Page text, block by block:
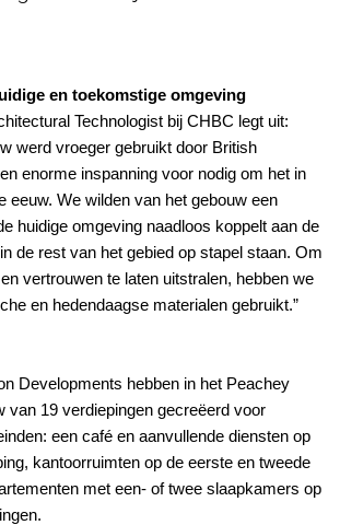
en toekomstige omgeving
Technologist bij CHBC legt uit:
werd vroeger gebruikt door British
enorme inspanning voor nodig om het in
eeuw. We wilden van het gebouw een
huidige omgeving naadloos koppelt aan de
de rest van het gebied op stapel staan. Om
vertrouwen te laten uitstralen, hebben we
en hedendaagse materialen gebruikt.”
Developments hebben in het Peachey
van 19 verdiepingen gecreëerd voor
een café en aanvullende diensten op
kantoorruimten op de eerste en tweede
met een- of twee slaapkamers op